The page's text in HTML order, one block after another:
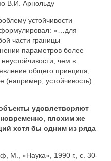
В.И. Арнольду
устойчивости
«…для
части границы
параметров более
чем в
общего принципа,
(например, устойчивость)
удовлетворяют
плохим же
хотя бы одним из ряда
М., «Наука», 1990 г., с. 30-